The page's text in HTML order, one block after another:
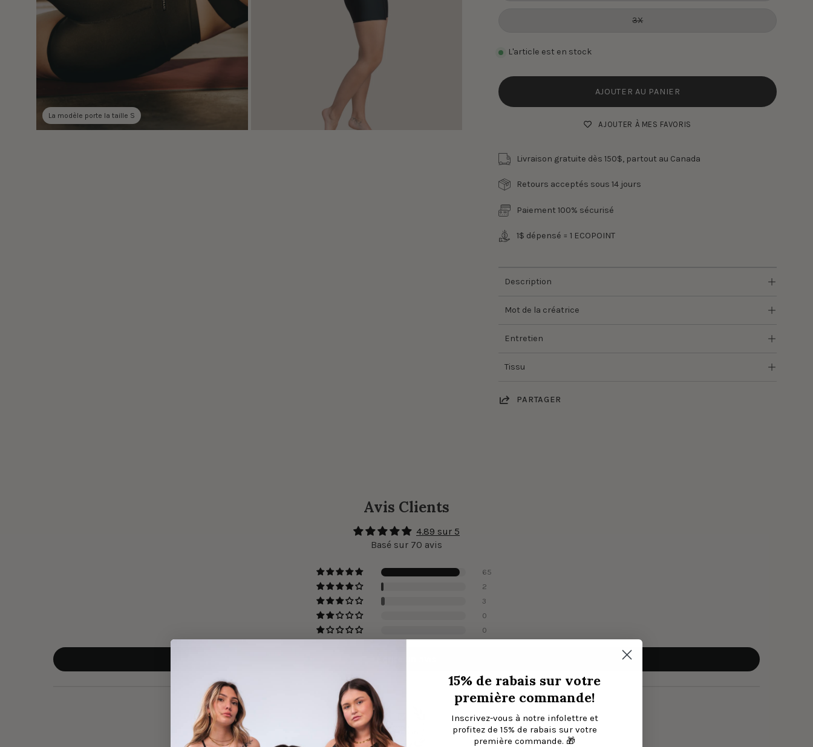
La modèle porte la taille S
3X
L'article est en stock
AJOUTER AU PANIER
AJOUTER À MES FAVORIS
Livraison gratuite dès 150$, partout au Canada
Retours acceptés sous 14 jours
Paiement 100% sécurisé
1$ dépensé = 1 ECOPOINT
Description
Mot de la créatrice
Entretien
Tissu
PARTAGER
Avis Clients
4.89 sur 5
Basé sur 70 avis
65
2
3
0
0
15% de rabais sur votre
première commande!
Inscrivez-vous à notre infolettre et
profitez de 15% de rabais sur votre
première commande. 🎁